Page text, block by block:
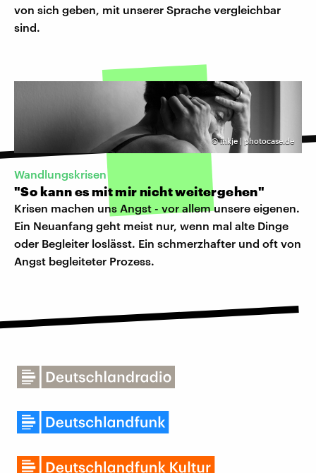
von sich geben, mit unserer Sprache vergleichbar
sind.
©inkje | photocase.de
Wandlungskrisen
"So kann es mit mir nicht weitergehen"
Krisen machen uns Angst - vor allem unsere eigenen.
Ein Neuanfang geht meist nur, wenn mal alte Dinge
oder Begleiter loslässt. Ein schmerzhafter und oft von
Angst begleiteter Prozess.